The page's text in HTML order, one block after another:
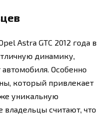
Astra GTC 2012 года в
динамику,
Особенно
который привлекает
уникальную
считают, что